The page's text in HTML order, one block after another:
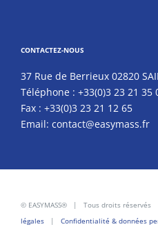
CONTACTEZ-NOUS
37 Rue de Berrieux 02820
Téléphone : +33(0)3 23 21 35
Fax : +33(0)3 23 21 12 65
Email: contact@easymass.fr
© EASYMASS® | Tous droits
légales| Confidentialité & données